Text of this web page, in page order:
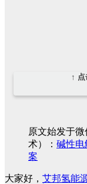
↑
原文始发于
术）： 碱性电
案
大家好， 艾邦氢能